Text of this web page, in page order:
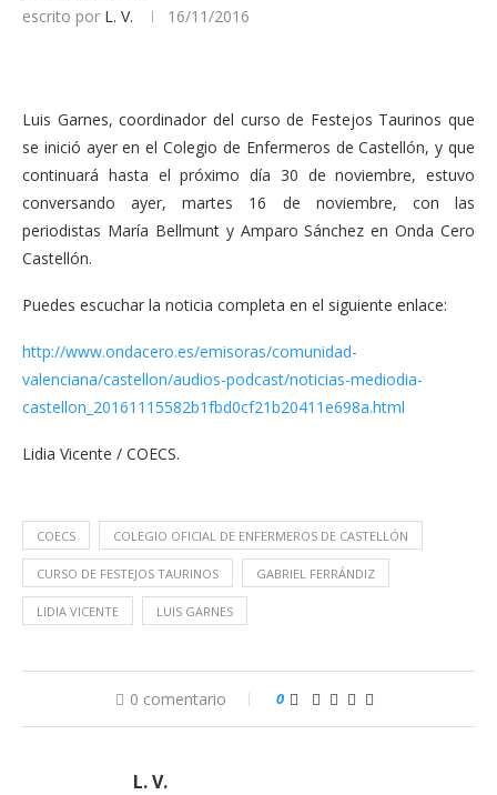
escrito por L. V. 16/11/2016
Luis Garnes, coordinador del curso de Festejos Taurinos que
se inició ayer en el Colegio de Enfermeros de Castellón, y que
continuará hasta el próximo día 30 de noviembre, estuvo
conversando ayer, martes 16 de noviembre, con las
periodistas María Bellmunt y Amparo Sánchez en Onda Cero
Castellón.
Puedes escuchar la noticia completa en el siguiente enlace:
http://www.ondacero.es/emisoras/comunidad-
valenciana/castellon/audios-podcast/noticias-mediodia-
castellon_20161115582b1fbd0cf21b20411e698a.html
Lidia Vicente / COECS.
COECS COLEGIO OFICIAL DE ENFERMEROS DE CASTELLÓN
CURSO DE FESTEJOS TAURINOS GABRIEL FERRÁNDIZ
LIDIA VICENTE LUIS GARNES
0 comentario 0
L. V.